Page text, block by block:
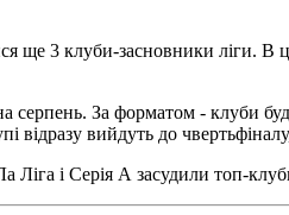
3 клуби-засновники ліги. В
серпень. За форматом - клуби
відразу вийдуть до
і Серія А засудили топ-